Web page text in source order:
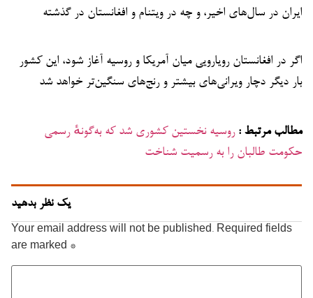
ایران در سال‌های اخیر، و چه در ویتنام و افغانستان در گذشته
اگر در افغانستان رویارویی میان آمریکا و روسیه آغاز شود، این کشور
بار دیگر دچار ویرانی‌های بیشتر و رنج‌های سنگین‌تر خواهد شد
مطالب مرتبط :روسیه نخستین کشوری شد که به‌گونهٔ رسمی
حکومت طالبان را به رسمیت شناخت
یک نظر بدهید
Your email address will not be published. Required fields
are marked *